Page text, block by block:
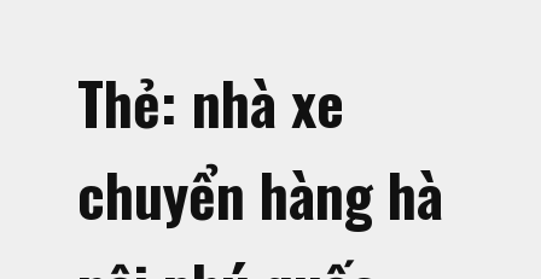
Thẻ: nhà xe
chuyển hàng hà